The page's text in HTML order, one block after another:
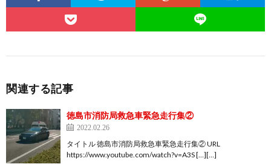
関連する記事
徳島市消防局救急車緊急走行集②
2022.02.26
タイトル 徳島市消防局救急車緊急走行集② URL
https://www.youtube.com/watch?v=A3S […][…]